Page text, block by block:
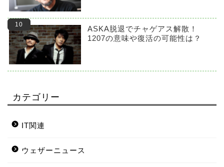
ASKA脱退でチャゲアス解散！
1207の意味や復活の可能性は？
カテゴリー
IT関連
ウェザーニュース